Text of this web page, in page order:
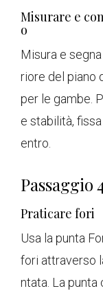
Misurare e
o
Misura e
riore del piano
per le gambe.
e stabilità,
entro.
Passaggio
Praticare fori
Usa la punta
fori attraverso
ntata. La